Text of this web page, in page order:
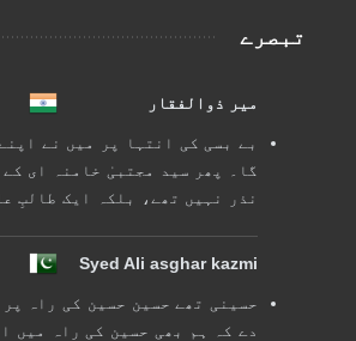
تبصرے
میر ذوالفقار
بے بسی کی انتہا پر میں نے
گا۔ پھر سید مجتبیٰ خامنہ ای
نذر نہیں تھے، بلکہ ایک طالبِ
Syed Ali asghar kazmi
حسینی تھے حسین حسین کی راہ
دے کہ ہم بھی حسین کی راہ میں